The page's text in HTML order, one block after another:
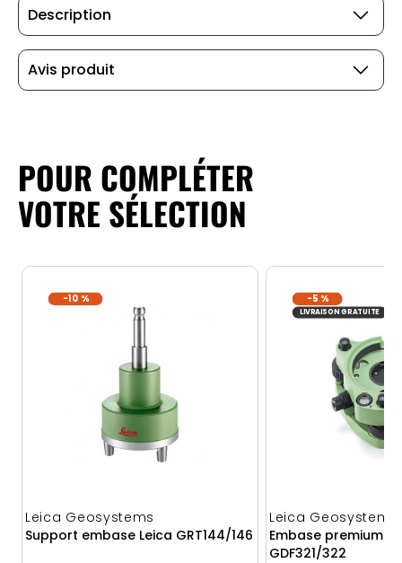
Description
Avis produit
POUR COMPLÉTER
VOTRE SÉLECTION
-10 %
Leica Geosystems
Support embase Leica GRT144/146
-5 %
LIVRAISON GRATUITE
Leica Geosystems
Embase premium
GDF321/322